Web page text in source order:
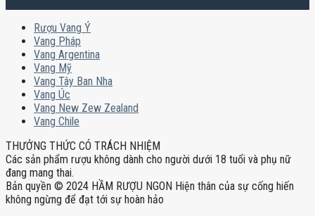
Rượu Vang Ý
Vang Pháp
Vang Argentina
Vang Mỹ
Vang Tây Ban Nha
Vang Úc
Vang New Zew Zealand
Vang Chile
THƯỞNG THỨC CÓ TRÁCH NHIỆM
Các sản phẩm rượu không dành cho người dưới 18 tuổi và phụ nữ
đang mang thai.
Bản quyền © 2024 HẦM RƯỢU NGON Hiện thân của sự cống hiến
không ngừng để đạt tới sự hoàn hảo